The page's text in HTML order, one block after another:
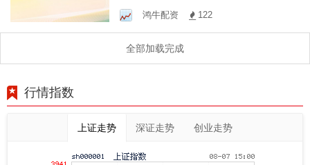
评析其优势与风险
鸿牛配资 122
全部加载完成
行情指数
上证走势 深证走势 创业走势